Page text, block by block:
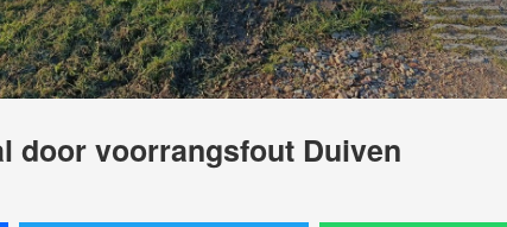
door voorrangsfout Duiven